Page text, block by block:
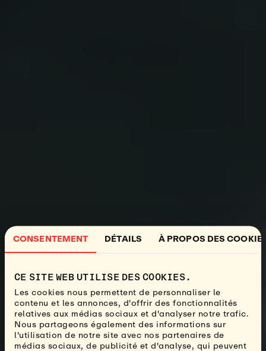
CONSENTEMENT DÉTAILS À PROPOS DES
CE SITE WEB UTILISE DES COOKIES.
Les cookies nous permettent de personnaliser le
contenu et les annonces, d'offrir des fonctionnalités
relatives aux médias sociaux et d'analyser notre trafic.
Nous partageons également des informations sur
l'utilisation de notre site avec nos partenaires de
médias sociaux, de publicité et d'analyse, qui peuvent